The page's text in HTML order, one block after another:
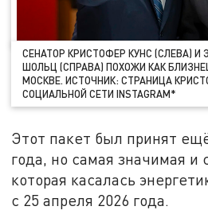
СЕНАТОР КРИСТОФЕР КУНС (СЛЕВА) И
ШОЛЬЦ (СПРАВА) ПОХОЖИ КАК
МОСКВЕ. ИСТОЧНИК: СТРАНИЦА
СОЦИАЛЬНОЙ СЕТИ INSTAGRAM*
Этот пакет был принят
года, но самая значимая и
которая касалась
с 25 апреля 2026 года.